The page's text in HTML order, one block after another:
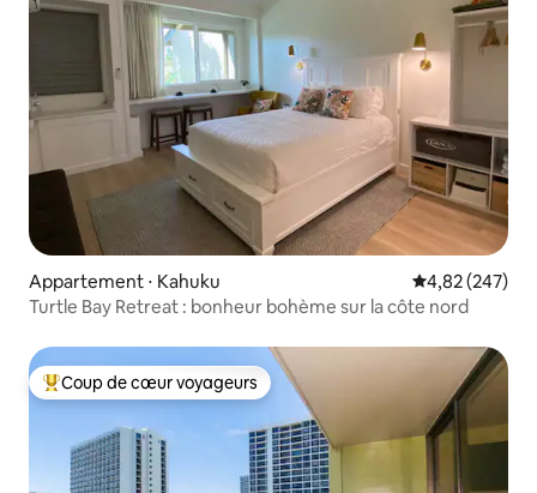
Appartement ⋅ Kahuku Évaluation
4,82 (247)
Turtle Bay Retreat : bonheur bohème sur la côte nord
Coups de cœur voyageurs les plus appréciés
Coup de cœur voyageurs